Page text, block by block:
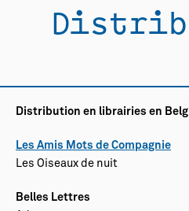
Éditeurs
Rencontres
Distribution en librairies en
Les Amis Mots de Compagnie
Les Oiseaux de nuit
Belles Lettres